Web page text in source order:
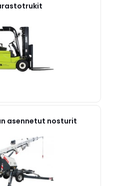
asennetut nosturit